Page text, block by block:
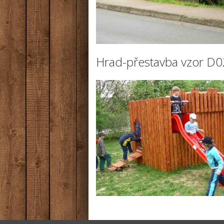
Hrad-přestavba vzor